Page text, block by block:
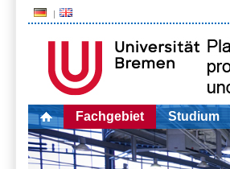
Fachgebiet Studium